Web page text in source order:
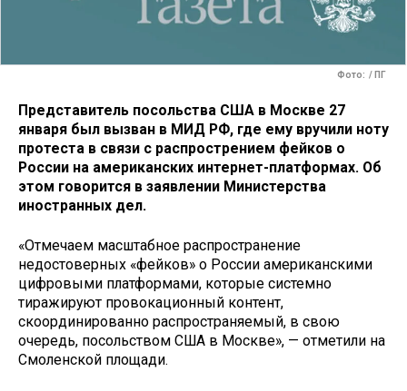
Фото: / ПГ
Представитель посольства США в Москве 27
января был вызван в МИД РФ, где ему вручили ноту
протеста в связи с распрострением фейков о
России на американских интернет-платформах. Об
этом говорится в заявлении Министерства
иностранных дел.
«Отмечаем масштабное распространение
недостоверных «фейков» о России американскими
цифровыми платформами, которые системно
тиражируют провокационный контент,
скоординированно распространяемый, в свою
очередь, посольством США в Москве», — отметили на
Смоленской площади.